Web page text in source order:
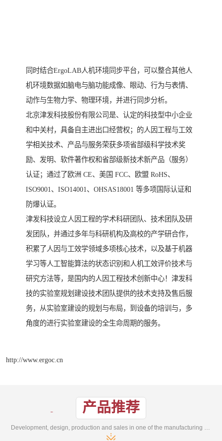
同时结合ErgoLAB人机环境同步平台，可以整合其他人
机环境数据如脑电与脑功能成像、眼动、行为与表情、
动作与生物力学、物理环境，并进行同步分析。
北京津发科技股份有限公司是、认定的科技型中小企业
和中关村，具备自主进出口经营权；的人因工程与工效
学相关技术、产品与服务荣获多项省部级科学技术奖
励、发明、软件著作权和省部级新技术新产品（服务）
认证；通过了欧洲 CE、美国 FCC、欧盟 RoHS、
ISO9001、ISO14001、OHSAS18001 等多项国际认证和
防爆认证。
津发科技设立人因工程的学术科研团队、技术团队及研
发团队，并通过多年与科研机构及高校的产学研合作，
积累了人因与工效学领域多项核心技术，以及基于机器
学习等人工智能算法的状态识别和人机工效评价技术与
研究方法等，是国内的人因工程技术创新中心！津发科
技的实验室规划建设技术团队提供的技术支持及售后服
务，从实验室建设的规划与布局，到设备的培训与，多
角度的进行实验室建设的全生命周期的服务。
http://www.ergoc.cn
产品推荐
Development, design, production and sales in one of the manufacturing enterprises